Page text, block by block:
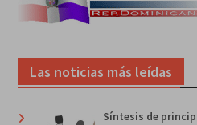
Las noticias más leídas
Síntesis de